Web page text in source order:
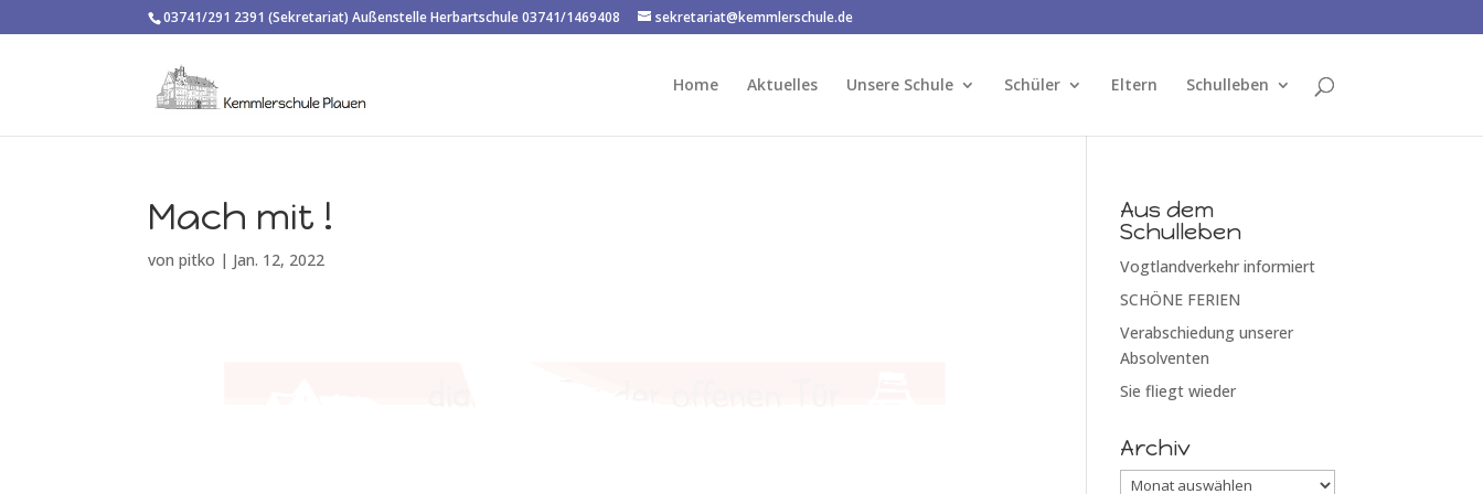
03741/291 2391 (Sekretariat) Außenstelle Herbartschule 03741/1469408 sekretariat@kemmlerschule.de
Home Aktuelles Unsere Schule Schüler Eltern Schulleben
Mach mit !
vonpitko | Jan. 12, 2022
Aus dem
Schulleben
Vogtlandverkehr informiert
SCHÖNE FERIEN
Verabschiedung unserer
Absolventen
Sie fliegt wieder
Archiv
Archiv